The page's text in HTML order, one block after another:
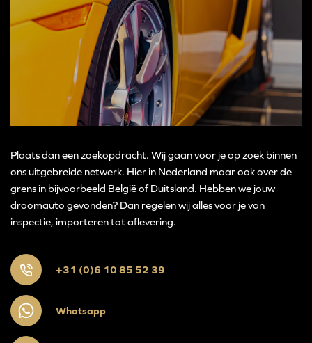
Plaats dan een zoekopdracht. Wij gaan voor je op zoek binnen
ons uitgebreide netwerk. Hier in Nederland maar ook over de
grens in bijvoorbeeld België of Duitsland. Hebben we jouw
droomauto gevonden? Dan regelen wij alles voor je van
inspectie, importeren tot aflevering.
+31 (0)6 10 85 52 39
Whatsapp